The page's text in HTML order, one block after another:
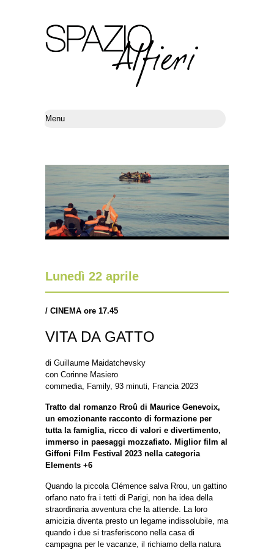
Lunedì 22 aprile
/ CINEMA ore 17.45
VITA DA GATTO
di Guillaume Maidatchevsky
con Corinne Masiero
commedia, Family, 93 minuti, Francia 2023
Tratto dal romanzo Rroû di Maurice Genevoix,
un emozionante racconto di formazione per
tutta la famiglia, ricco di valori e divertimento,
immerso in paesaggi mozzafiato. Miglior film al
Giffoni Film Festival 2023 nella categoria
Elements +6
Quando la piccola Clémence salva Rrou, un gattino
orfano nato fra i tetti di Parigi, non ha idea della
straordinaria avventura che la attende. La loro
amicizia diventa presto un legame indissolubile, ma
quando i due si trasferiscono nella casa di
campagna per le vacanze, il richiamo della natura